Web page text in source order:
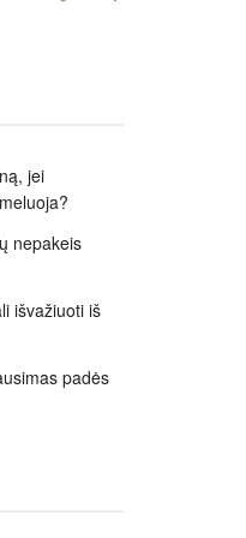
jei
nepakeis
išvažiuoti iš
padės